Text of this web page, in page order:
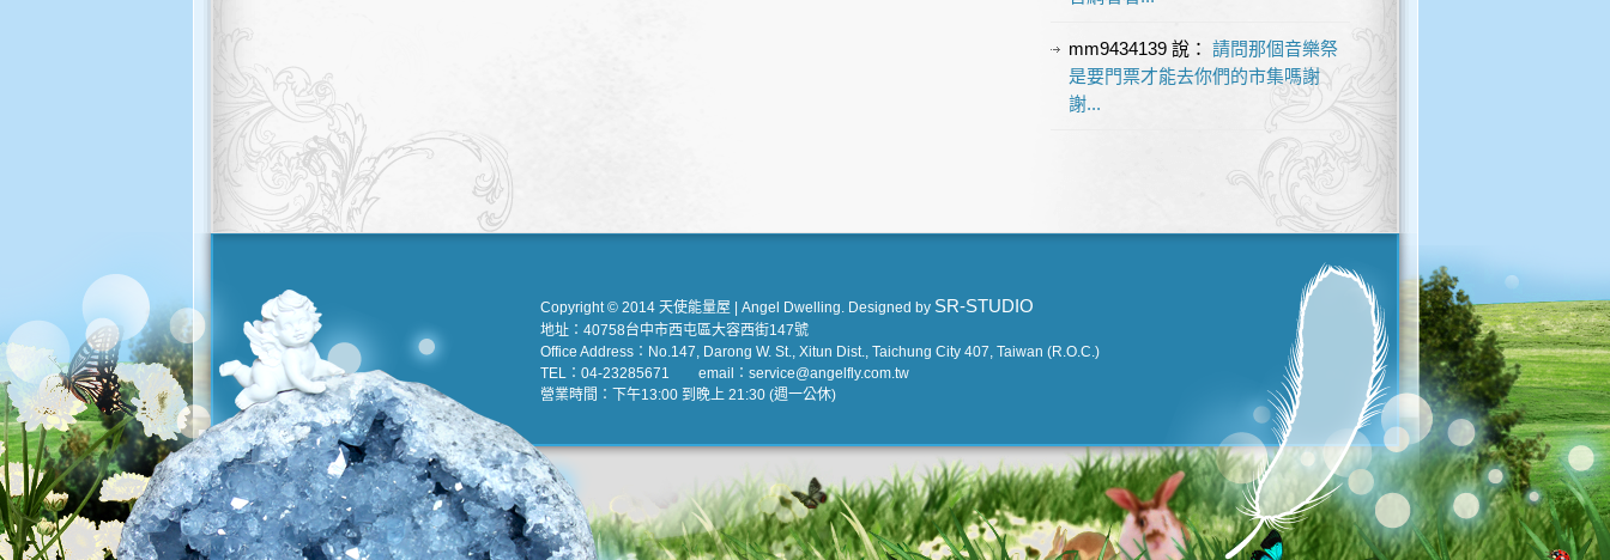
mm9434139說： 請問那個音樂祭
是要門票才能去你們的市集嗎謝
謝...
Copyright © 2014 天使能量屋 | Angel Dwelling. Designed by SR-STUDIO
地址：40758台中市西屯區大容西街147號
Office Address：No.147, Darong W. St., Xitun Dist., Taichung City 407, Taiwan (R.O.C.)
TEL：04-23285671 email：service@angelfly.com.tw
營業時間：下午13:00 到晚上 21:30 (週一公休)